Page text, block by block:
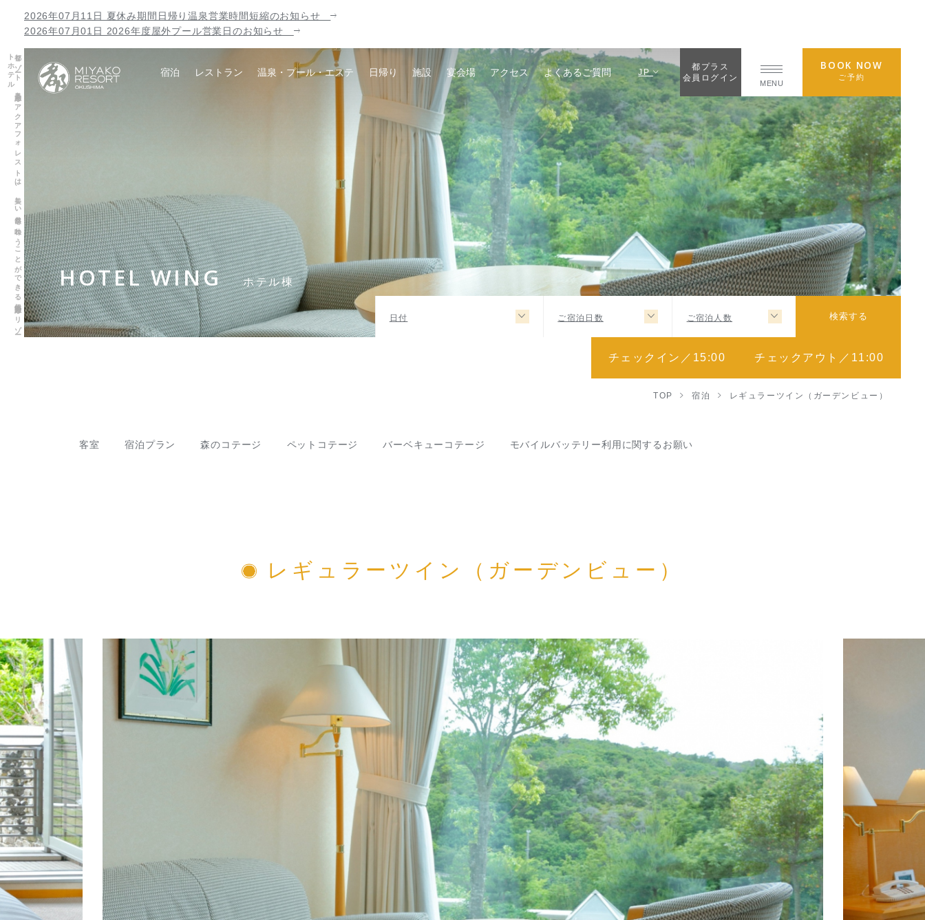
都リ
ゾ
ート
奥志摩
ア
ク
ア
フ
ォ
レ
ス
ト
は
、
美し
い
自然を
味わ
う
こ
と
が
で
き
る
伊勢志摩の
リ
ゾ
ー
ト
ホ
テ
ル 宿泊 レストラン 温泉・プール・エステ 日帰り 施設 宴会場 アクセス よくあるご質問 JP
都プラス
会員ログイン
MENU
BOOK NOW
ご予約
HOTEL WING ホテル棟
日付 ご宿泊日数 ご宿泊人数 検索する
チェックイン／15:00 チェックアウト／11:00
2026年07月11日 夏休み期間日帰り温泉営業時間短縮のお知らせ
2026年07月01日 2026年度屋外プール営業日のお知らせ
TOP 宿泊 レギュラーツイン（ガーデンビュー）
客室 宿泊プラン 森のコテージ ペットコテージ バーベキューコテージ モバイルバッテリー利用に関するお願い
レギュラーツイン（ガーデンビュー）